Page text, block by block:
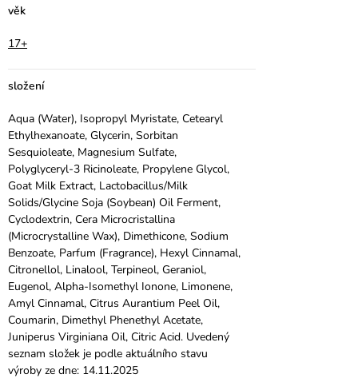
věk
17+
složení
Aqua (Water), Isopropyl Myristate, Cetearyl
Ethylhexanoate, Glycerin, Sorbitan
Sesquioleate, Magnesium Sulfate,
Polyglyceryl-3 Ricinoleate, Propylene Glycol,
Goat Milk Extract, Lactobacillus/Milk
Solids/Glycine Soja (Soybean) Oil Ferment,
Cyclodextrin, Cera Microcristallina
(Microcrystalline Wax), Dimethicone, Sodium
Benzoate, Parfum (Fragrance), Hexyl Cinnamal,
Citronellol, Linalool, Terpineol, Geraniol,
Eugenol, Alpha-Isomethyl Ionone, Limonene,
Amyl Cinnamal, Citrus Aurantium Peel Oil,
Coumarin, Dimethyl Phenethyl Acetate,
Juniperus Virginiana Oil, Citric Acid. Uvedený
seznam složek je podle aktuálního stavu
výroby ze dne: 14.11.2025